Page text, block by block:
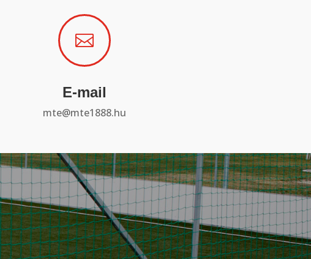

E-mail
mte@mte1888.hu